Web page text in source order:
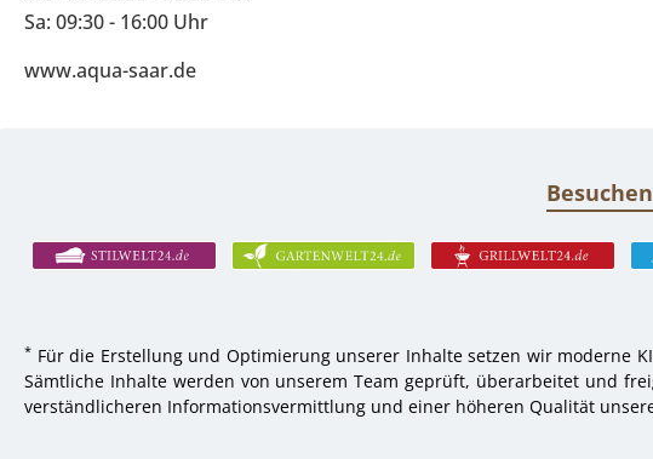
Sa: 09:30 - 16:00 Uhr
www.aqua-saar.de
* Für die Erstellung und Optimierung unserer Inhalte setzen wir moderne
Sämtliche Inhalte werden von unserem Team geprüft, überarbeitet und
verständlicheren Informationsvermittlung und einer höheren Qualität